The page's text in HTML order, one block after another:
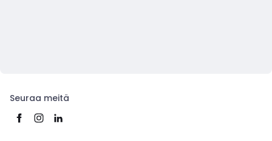
Seuraa meitä